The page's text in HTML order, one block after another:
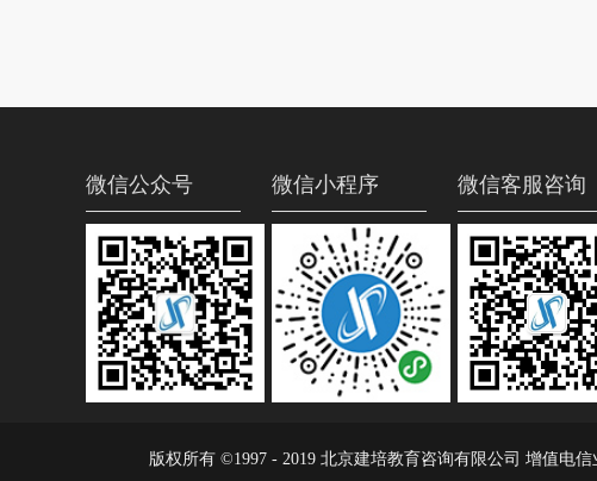
微信公众号 微信小程序 微信客服咨询
版权所有 ©1997 - 2019 北京建培教育咨询有限公司 增值电